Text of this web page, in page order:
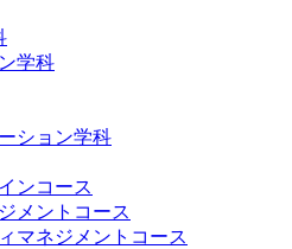
学科
ション学科
ンコース
メントコース
マネジメントコース